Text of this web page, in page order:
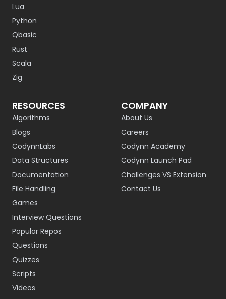
Lua
Python
Qbasic
Rust
Scala
Zig
RESOURCES
Algorithms
Blogs
CodynnLabs
Data Structures
Documentation
File Handling
Games
Interview Questions
Popular Repos
Questions
Quizzes
Scripts
Videos
COMPANY
About Us
Careers
Codynn Academy
Codynn Launch Pad
Challenges VS Extension
Contact Us